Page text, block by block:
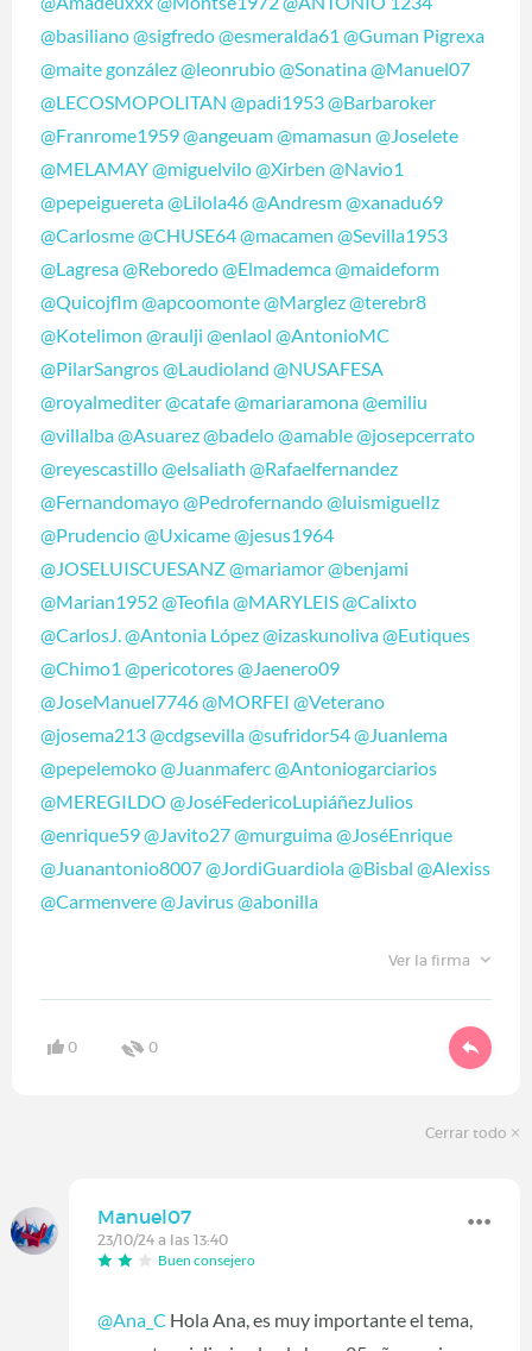
@basiliano@sigfredo@esmeralda61 @Guman Pigrexa
@maite gonzález@leonrubio@Sonatina@Manuel07
@LECOSMOPOLITAN @padi1953@Barbaroker
@Franrome1959@angeuam@mamasun @Joselete
@MELAMAY@miguelvilo@Xirben @Navio1
@pepeiguereta@Lilola46@Andresm@xanadu69
@Carlosme@CHUSE64@macamen @Sevilla1953
@Lagresa@Reboredo@Elmademca@maideform
@Quicojflm@apcoomonte@Marglez@terebr8
@Kotelimon @raulji @enlaol @AntonioMC
@PilarSangros@Laudioland @NUSAFESA
@royalmediter@catafe@mariaramona@emiliu
@villalba@Asuarez@badelo@amable@josepcerrato
@reyescastillo@elsaliath @Rafaelfernandez
@Fernandomayo@Pedrofernando@luismiguelIz
@Prudencio@Uxicame@jesus1964
@JOSELUISCUESANZ@mariamor@benjami
@Marian1952@Teofila@MARYLEIS@Calixto
@CarlosJ. @Antonia López@izaskunoliva@Eutiques
@Chimo1 @pericotores@Jaenero09
@JoseManuel7746@MORFEI @Veterano
@josema213@cdgsevilla@sufridor54@Juanlema
@pepelemoko@Juanmaferc@Antoniogarciarios
@MEREGILDO @JoséFedericoLupiáñezJulios
@enrique59@Javito27@murguima@JoséEnrique
@Juanantonio8007@JordiGuardiola@Bisbal @Alexiss
@Carmenvere@Javirus@abonilla
Ver la firma
0 0
Cerrar todo
Manuel07
23/10/24 a las 13:40
Buen consejero
@Ana_C Hola Ana, es muy importante el tema,